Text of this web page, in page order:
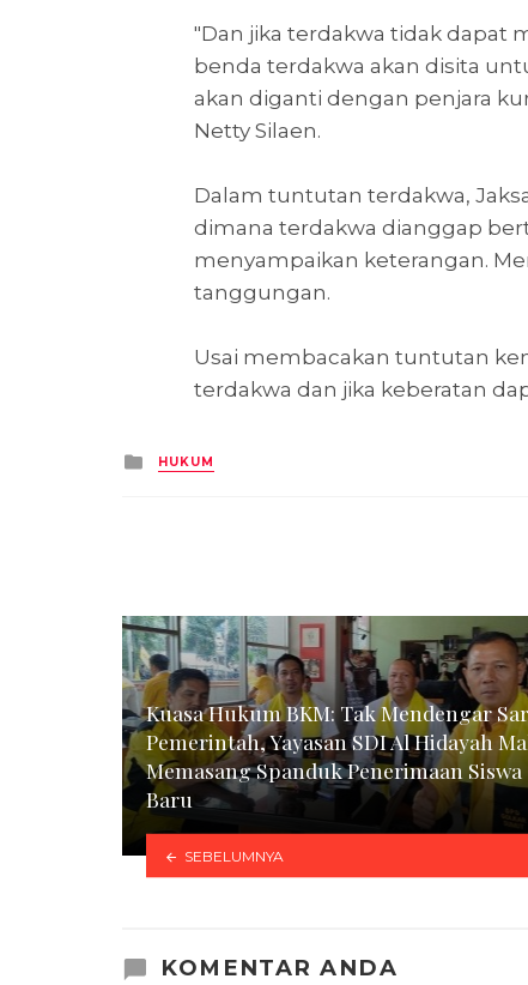
"Dan jika terdakwa tidak dapat
benda terdakwa akan disita
akan diganti dengan penjara
Netty Silaen.
Dalam tuntutan terdakwa,
dimana terdakwa dianggap
menyampaikan keterangan.
tanggungan.
Usai membacakan tuntutan
terdakwa dan jika keberatan
Posted
in
HUKUM
Kuasa Hukum BKM: Tak Mendengar
Pemerintah, Yayasan SDI Al Hidayah
Memasang Spanduk Penerimaan Siswa
Baru
SEBELUMNYA
KOMENTAR ANDA